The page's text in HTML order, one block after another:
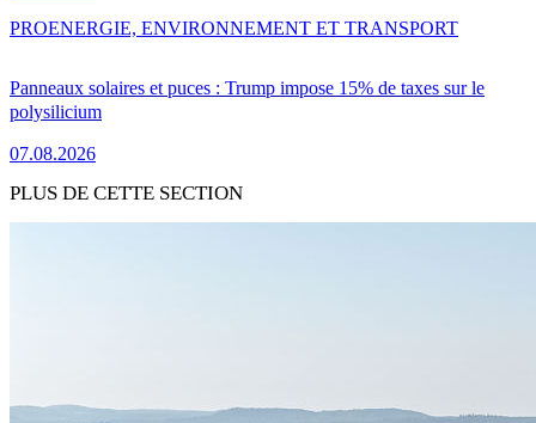
Panneaux solaires et puces : Trump impose 15% de taxes sur le
polysilicium
07.08.2026
PROENERGIE, ENVIRONNEMENT ET TRANSPORT
PLUS DE CETTE SECTION